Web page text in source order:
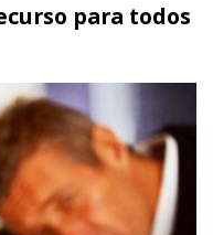
para todos